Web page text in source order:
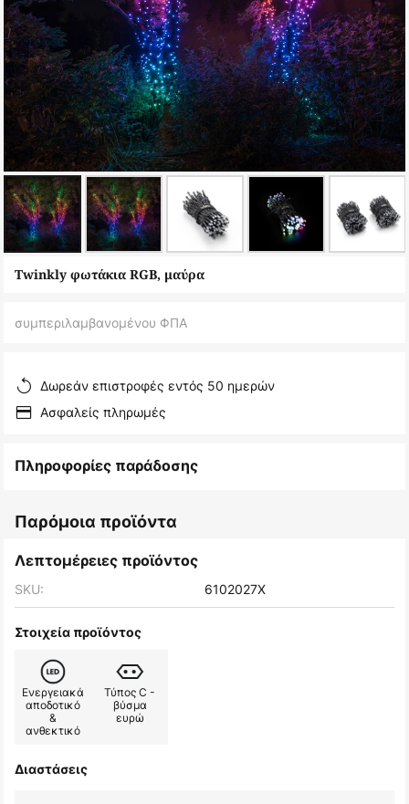
Μετάβαση
εικόνων
Twinkly φωτάκια RGB, μαύρα
συμπεριλαμβανομένου ΦΠΑ
Δωρεάν επιστροφές εντός 50 ημερών
Ασφαλείς πληρωμές
Πληροφορίες παράδοσης
Παρόμοια προϊόντα
Λεπτομέρειες προϊόντος
SKU: 6102027X
Στοιχεία προϊόντος
Ενεργειακά
αποδοτικό
&
ανθεκτικό
Τύπος C -
βύσμα
ευρώ
Διαστάσεις